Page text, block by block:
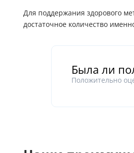
Для поддержания здорового
достаточное количество
Была ли
Положительно